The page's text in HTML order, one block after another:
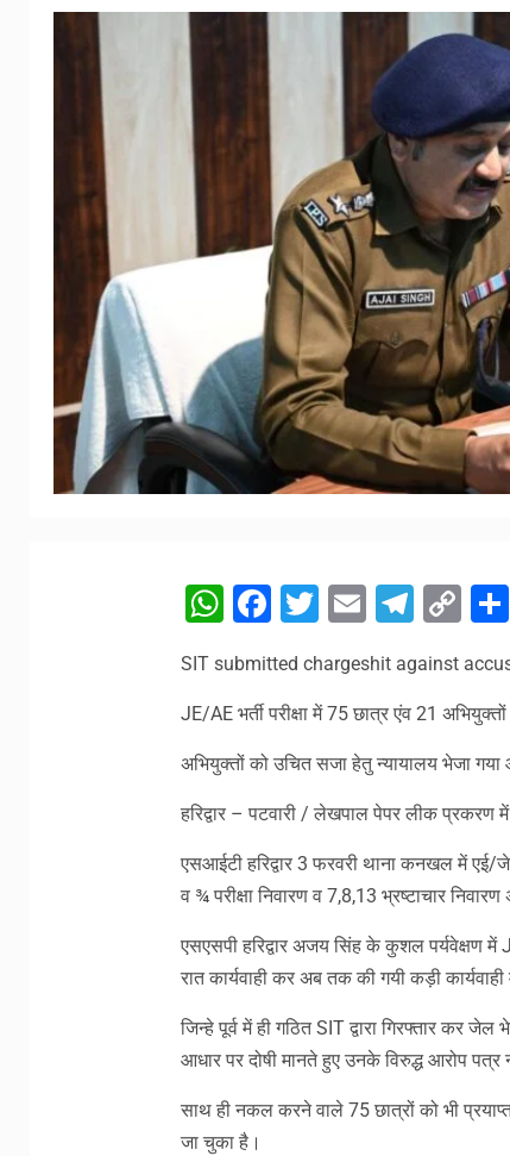
WhatsApp
Facebook
Twitter
Email
SIT submitted chargeshit against
JE/AE भर्ती परीक्षा में 75 छात्र एंव 21
अभियुक्तों को उचित सजा हेतु न्यायालय भेजा गया
हरिद्वार – पटवारी / लेखपाल पेपर लीक प्रकरण में
एसआईटी हरिद्वार 3 फरवरी थाना कनखल में
व ¾ परीक्षा निवारण व 7,8,13 भ्रष्टाचार
एसएसपी हरिद्वार अजय सिंह के कुशल पर्यवेक्षण में
रात कार्यवाही कर अब तक की गयी कड़ी
जिन्हे पूर्व में ही गठित SIT द्वारा गिरफ्तार कर
आधार पर दोषी मानते हुए उनके विरुद्ध आरोप पत्र
साथ ही नकल करने वाले 75 छात्रों को भी
जा चुका है।